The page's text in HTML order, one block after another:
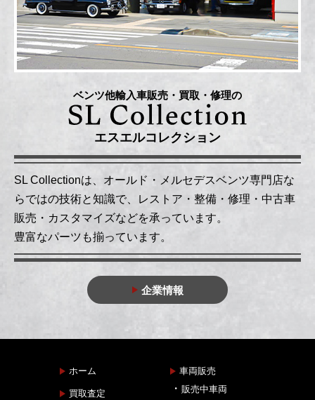
ベンツ他輸入車販売・買取・修理の
エスエルコレクション
SL Collectionは、オールド・メルセデスベンツ専門店な
らではの技術と知識で、レストア・整備・修理・中古車
販売・カスタマイズなどを承っています。
豊富なパーツも揃っています。
企業情報
ホーム
車両販売
販売中車両
買取査定